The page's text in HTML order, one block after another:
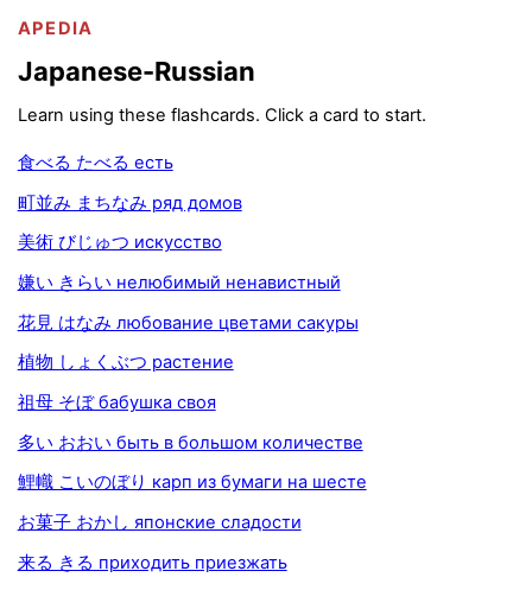
APEDIA
Japanese-Russian
Learn using these flashcards. Click a card to start.
食べる たべる есть
町並み まちなみ ряд домов
美術 びじゅつ искусство
嫌い きらい нелюбимый ненавистный
花見 はなみ любование цветами сакуры
植物 しょくぶつ растение
祖母 そぼ бабушка своя
多い おおい быть в большом количестве
鯉幟 こいのぼり карп из бумаги на шесте
お菓子 おかし японские сладости
来る きる приходить приезжать